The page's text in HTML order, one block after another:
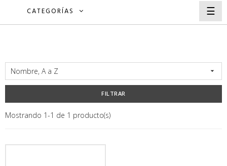
CATEGORÍAS
de
☰
Nombre, A a Z 
FILTRAR
Mostrando 1-1 de 1 producto(s)